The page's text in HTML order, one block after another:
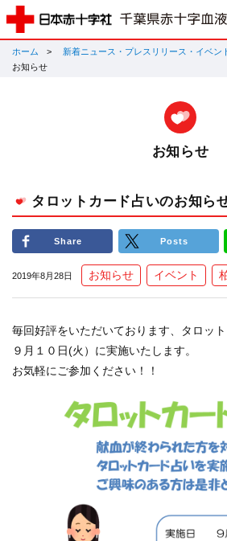
ホーム 新着ニュース・プレスリリース・イベン
お知らせ
お知らせ
タロットカード占いのお知ら
Share Posts
2019年8月28日 お知らせ イベント
毎回好評をいただいております、タロッ
９月１０日(火）に実施いたします。
お気軽にご参加ください！！